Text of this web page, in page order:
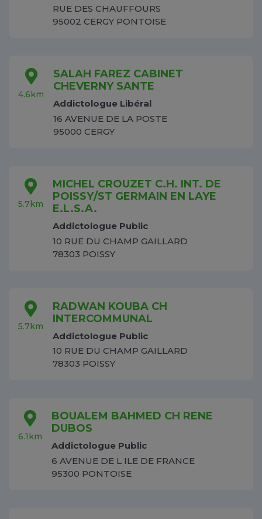
RUE DES CHAUFFOURS
95002 CERGY PONTOISE
4.6km
SALAH FAREZ CABINET
CHEVERNY SANTE
Addictologue Libéral
16 AVENUE DE LA POSTE
95000 CERGY
5.7km
MICHEL CROUZET C.H. INT. DE
POISSY/ST GERMAIN EN LAYE
E.L.S.A.
Addictologue Public
10 RUE DU CHAMP GAILLARD
78303 POISSY
5.7km
RADWAN KOUBA CH
INTERCOMMUNAL
Addictologue Public
10 RUE DU CHAMP GAILLARD
78303 POISSY
6.1km
BOUALEM BAHMED CH RENE
DUBOS
Addictologue Public
6 AVENUE DE L ILE DE FRANCE
95300 PONTOISE